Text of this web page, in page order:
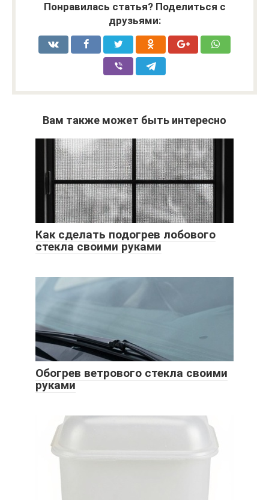
Понравилась статья? Поделиться с
друзьями:
Вам также может быть интересно
Как сделать подогрев лобового
стекла своими руками
Обогрев ветрового стекла своими
руками